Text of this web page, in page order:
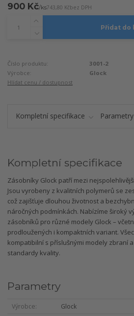
900 Kč/ks743,80 Kčbez DPH
Přidat do
Číslo produktu:
3001-2
Výrobce:
Glock
Hlídat cenu / dostupnost
Kompletní specifikace Parametry
Kompletní specifikace
Zásobníky Glock patří mezi
Jsou vyrobeny z kvalitních polymerů se
což zajišťuje dlouhou životnost a
náročných podmínkách. Nabízíme široký
zásobníků pro různé modely Glock –
prodloužených i kompaktních variant.
kompatibilní s příslušnými modely zbraní
standardy kvality.
Parametry
Výrobce Glock